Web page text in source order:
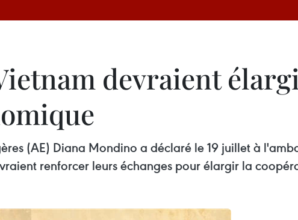
devraient
(AE) Diana Mondino a déclaré le 19 juillet à
renforcer leurs échanges pour élargir la